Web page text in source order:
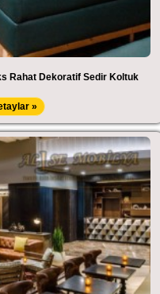
Rahat Dekoratif Sedir Koltuk
»